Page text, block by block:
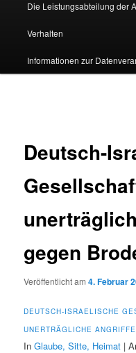
Die Leistungsabteilung der
Verhalten
Informationen zur
Deutsch-
gegen
Veröffentlicht am4. Februar
DEUTSCH-ISRAELISCHE
UNERTRÄGLICHE
InGlaube, Sitte, Heimat |